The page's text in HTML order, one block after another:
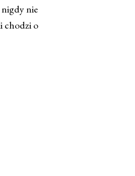
nie
chodzi o